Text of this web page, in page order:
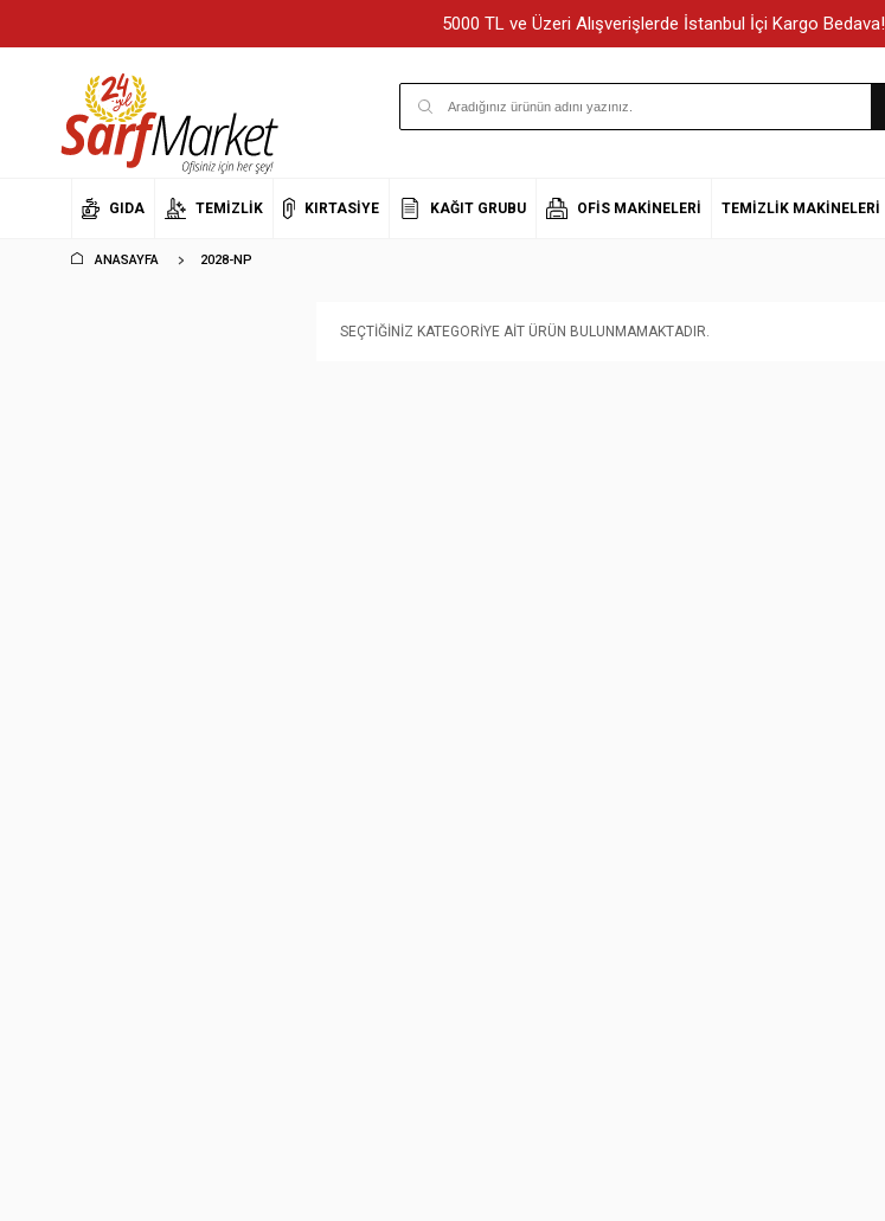
5000 TL ve Üzeri Alışverişlerde İstanbul İçi Kargo Bedava!
GIDA TEMIZLIK KIRTASIYE KAĞIT GRUBU OFIS MAKINELERI TEMIZLIK MAKINELERI
ANASAYFA 2028-NP
SEÇTIĞINIZ KATEGORIYE AIT ÜRÜN BULUNMAMAKTADIR.